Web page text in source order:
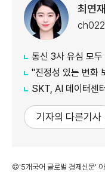
최연
통신 3사 유심 모두 교체…
"진정성 있는 변화 보
SKT, AI 데이터센터
기자의 다른기사
©'5개국어 글로벌 경제신문' 아